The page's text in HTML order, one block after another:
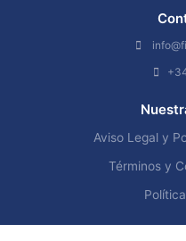
Aviso Legal y
Términos y